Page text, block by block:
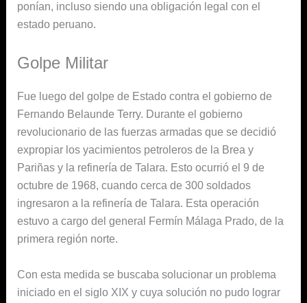
ponían, incluso siendo una obligación legal con el
estado peruano.
Golpe Militar
Fue luego del golpe de Estado contra el gobierno de
Fernando Belaunde Terry. Durante el gobierno
revolucionario de las fuerzas armadas que se decidió
expropiar los yacimientos petroleros de la Brea y
Pariñas y la refinería de Talara. Esto ocurrió el 9 de
octubre de 1968, cuando cerca de 300 soldados
ingresaron a la refinería de Talara. Esta operación
estuvo a cargo del general Fermín Málaga Prado, de la
primera región norte.
Con esta medida se buscaba solucionar un problema
iniciado en el siglo XIX y cuya solución no pudo lograr